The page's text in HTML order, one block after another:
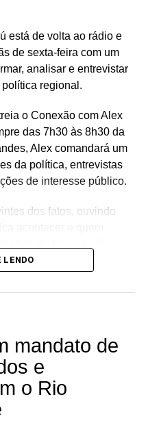
esporte e cultura. Ao
levou recursos para
do Rio Grande do Norte,
marcada pela
a população.
está de volta ao rádio e
de sexta-feira com um
analisar e entrevistar
regional.
o Conexão com Alex
das 7h30 às 8h30 da
Alex comandará um
da política, entrevistas
de interesse público.
dos fatos, ouvindo
para o debate, a
notícia ganha voz e os
8h30 da manhã.
LENDO
mandato de
e
o Rio